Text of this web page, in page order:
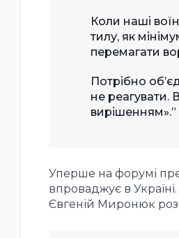
Коли наші
тилу, як
перемагати
Потрібно
не реагувати.
вирішенням».
Уперше на форумі
впроваджує в Україні.
Євгеній Миронюк